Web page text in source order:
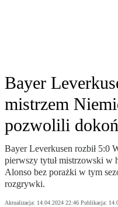
Bayer
mistrzem
pozwolili
Bayer Leverkusen rozbił 5:0
pierwszy tytuł mistrzowski w
Alonso bez porażki w tym
rozgrywki.
Aktualizacja: 14.04.2024 22:46 Publikacja: